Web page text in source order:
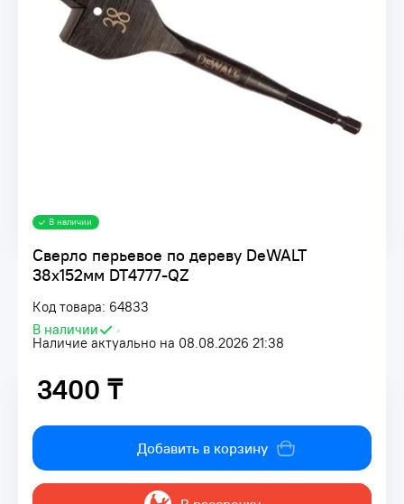
Сверло перьевое по дереву DeWALT
38x152мм DT4777-QZ
Код товара: 64833
В наличии
•
Наличие актуально на 08.08.2026 21:38
В наличии
3400 ₸
3400 ₸
Добавить в корзину